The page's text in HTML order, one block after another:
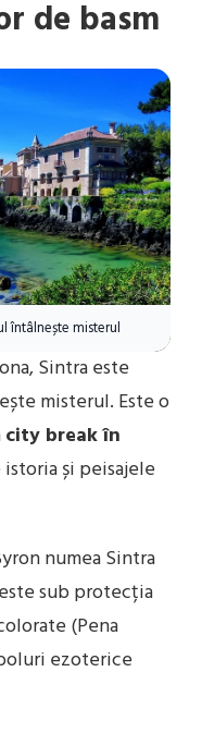
de basm
întâlnește misterul
Sintra este
misterul. Este o
city break în
și peisajele
numea Sintra
sub protecția
(Pena
ezoterice